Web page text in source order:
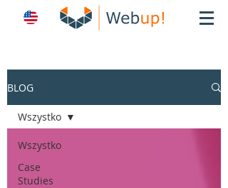
BLOG
Wszystko
Case
Studies
Wszystko